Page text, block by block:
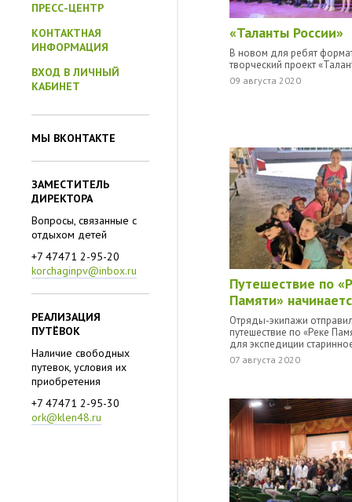
ПРЕСС-ЦЕНТР
КОНТАКТНАЯ
ИНФОРМАЦИЯ
ВХОД В ЛИЧНЫЙ
КАБИНЕТ
МЫ ВКОНТАКТЕ
ЗАМЕСТИТЕЛЬ
ДИРЕКТОРА
Вопросы, связанные с
отдыхом детей
+7 47471 2-95-20
korchaginpv@inbox.ru
РЕАЛИЗАЦИЯ
ПУТЁВОК
Наличие свободных
путевок, условия их
приобретения
+7 47471 2-95-30
ork@klen48.ru
«Таланты России»
В новом для ребят
творческий проект
09 августа 2020
Путешествие по
Памяти»
Отряды-экипажи
путешествие по «Реке
для экспедиции
07 августа 2020